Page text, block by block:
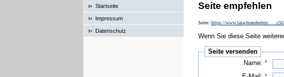
Startseite
Impressum
Datenschutz
Seite empfehlen
Seite: https://www.lasa-
Wenn Sie diese Seite
Seite versenden
Name:*